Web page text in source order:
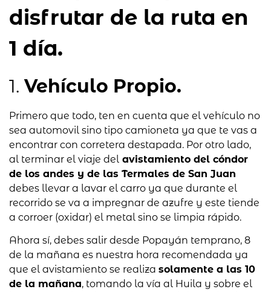
disfrutar de la ruta en
1 día.
1. Vehículo Propio.
Primero que todo, ten en cuenta que el vehículo no
sea automovil sino tipo camioneta ya que te vas a
encontrar con corretera destapada. Por otro lado,
al terminar el viaje del avistamiento del cóndor
de los andes y de las Termales de San Juan
debes llevar a lavar el carro ya que durante el
recorrido se va a impregnar de azufre y este tiende
a corroer (oxidar) el metal sino se limpia rápido.
Ahora sí, debes salir desde Popayán temprano, 8
de la mañana es nuestra hora recomendada ya
que el avistamiento se realiza solamente a las 10
de la mañana, tomando la vía al Huila y sobre el